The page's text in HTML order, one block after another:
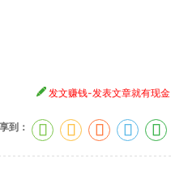
发文赚钱-发表文章就有现金
到：